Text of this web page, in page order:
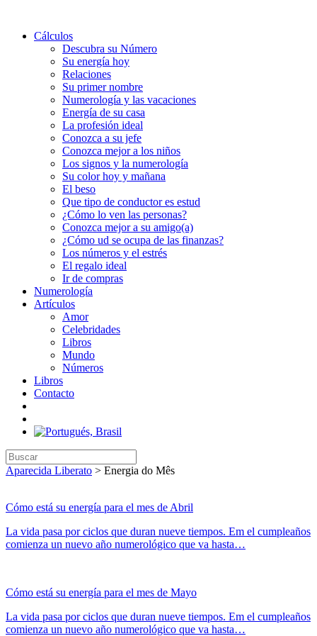
Cálculos
Descubra su Número
Su energía hoy
Relaciones
Su primer nombre
Numerología y las vacaciones
Energía de su casa
La profesión ideal
Conozca a su jefe
Conozca mejor a los niños
Los signos y la numerología
Su color hoy y mañana
El beso
Que tipo de conductor es estud
¿Cómo lo ven las personas?
Conozca mejor a su amigo(a)
¿Cómo ud se ocupa de las finanzas?
Los números y el estrés
El regalo ideal
Ir de compras
Numerología
Artículos
Amor
Celebridades
Libros
Mundo
Números
Libros
Contacto
Aparecida Liberato > Energia do Mês
Cómo está su energía para el mes de Abril
La vida pasa por ciclos que duran nueve tiempos. Em el cumpleaños
comienza un nuevo año numerológico que va hasta…
Cómo está su energía para el mes de Mayo
La vida pasa por ciclos que duran nueve tiempos. Em el cumpleaños
comienza un nuevo año numerológico que va hasta…